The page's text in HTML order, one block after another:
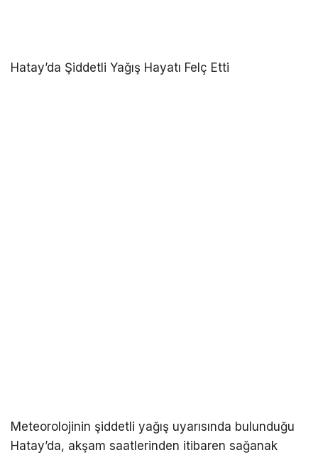
Hatay’da Şiddetli Yağış Hayatı Felç Etti
Meteorolojinin şiddetli yağış uyarısında bulunduğu
Hatay’da, akşam saatlerinden itibaren sağanak